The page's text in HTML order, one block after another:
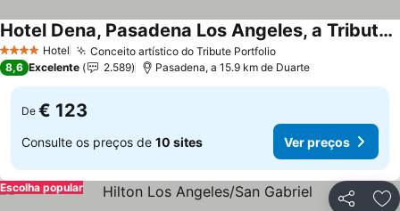
4 EstrelasHotel Conceito artístico do Tribute PortfolioVer preços
Hotel Dena, Pasadena Los Angeles, a Tribute Portfolio Hotel
Ver preços
8,6 Excelente 2.589 Pasadena, a 15.9 km de Duarte
De € 123
Consulte os preços de 10 sites Ver preços
Partilhar
Escolha popular